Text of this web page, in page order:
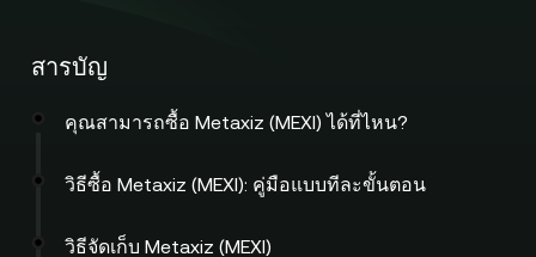
สารบัญ
คุณสามารถซื้อ Metaxiz (MEXI) ได้ที่ไหน?
วิธีซื้อ Metaxiz (MEXI): คู่มือแบบทีละขั้นตอน
วิธีจัดเก็บ Metaxiz (MEXI)